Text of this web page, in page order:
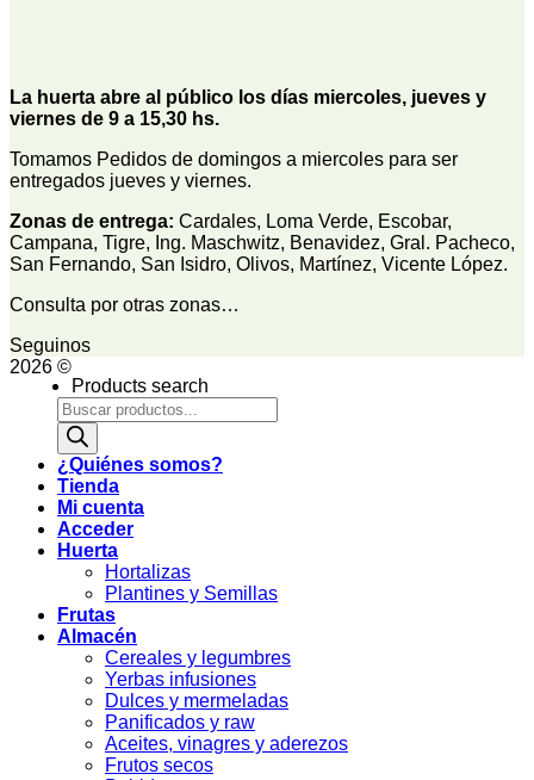
La huerta abre al público los días miercoles, jueves y
viernes de 9 a 15,30 hs.
Tomamos Pedidos de domingos a miercoles para ser
entregados jueves y viernes.
Zonas de entrega: Cardales, Loma Verde, Escobar,
Campana, Tigre, Ing. Maschwitz, Benavidez, Gral. Pacheco,
San Fernando, San Isidro, Olivos, Martínez, Vicente López.
Consulta por otras zonas…
Seguinos
2026 ©
Products search
¿Quiénes somos?
Tienda
Mi cuenta
Acceder
Huerta
Hortalizas
Plantines y Semillas
Frutas
Almacén
Cereales y legumbres
Yerbas infusiones
Dulces y mermeladas
Panificados y raw
Aceites, vinagres y aderezos
Frutos secos